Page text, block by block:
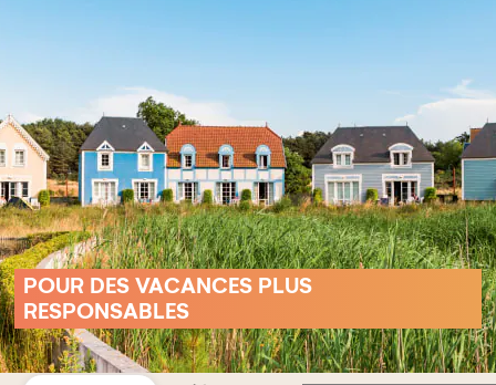
POUR DES VACANCES PLUS
RESPONSABLES